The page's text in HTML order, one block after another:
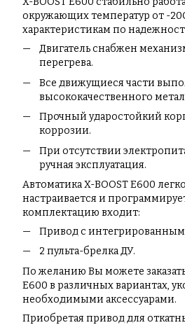
окружающих температур от -
характеристикам по
Двигатель снабжен
перегрева.
Все движущиеся части
высококачественного
Прочный ударостойкий
коррозии.
При отсутствии
ручная эксплуатация.
Автоматика X-BOOST E600
настраивается и
комплектацию входит:
Привод с
2 пульта-брелка ДУ.
По желанию Вы можете
E600 в различных вариантах,
необходимыми аксессуарами.
Приобретая привод для